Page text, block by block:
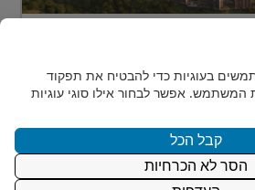
בלב טביליסי, בין השכונות המבוקשות Vake וSaburtalo, כ-2
ק"מ בלבד מהאוניברסיטה של העיר, מוקם TBILISI
קרא עוד
בעוגיות כדי להבטיח את תפקוד
המשתמש. אפשר לבחור אילו סוגי עוגיות
קבל הכל
הסר לא הכרחיות